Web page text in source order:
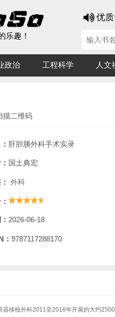
乐趣！
优
政治 工程科学 人文
描二维码
肝胆胰外科手术实录
国土典宏
外科
2026-06-18
： 9787117288170
器移植外科2011至2016年开展的大约